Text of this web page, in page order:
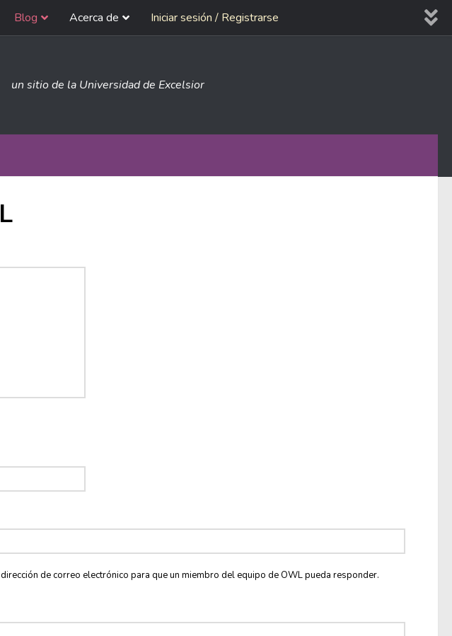
Blog Acerca de Iniciar sesión / Registrarse
un sitio de la Universidad de Excelsior
de correo electrónico para que un miembro del equipo de OWL pueda responder.